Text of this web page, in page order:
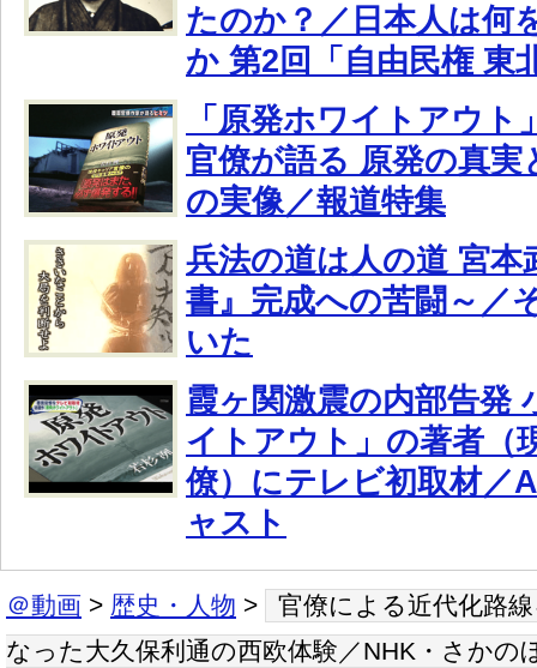
たのか？／日本人は何
か 第2回「自由民権 東
「原発ホワイトアウト
官僚が語る 原発の真実
の実像／報道特集
兵法の道は人の道 宮本
書』完成への苦闘～／
いた
霞ヶ関激震の内部告発
イトアウト」の著者（
僚）にテレビ初取材／
ャスト
＠動画 > 歴史・人物 >
官僚による近代化路
なった大久保利通の西欧体験／NHK・さかの